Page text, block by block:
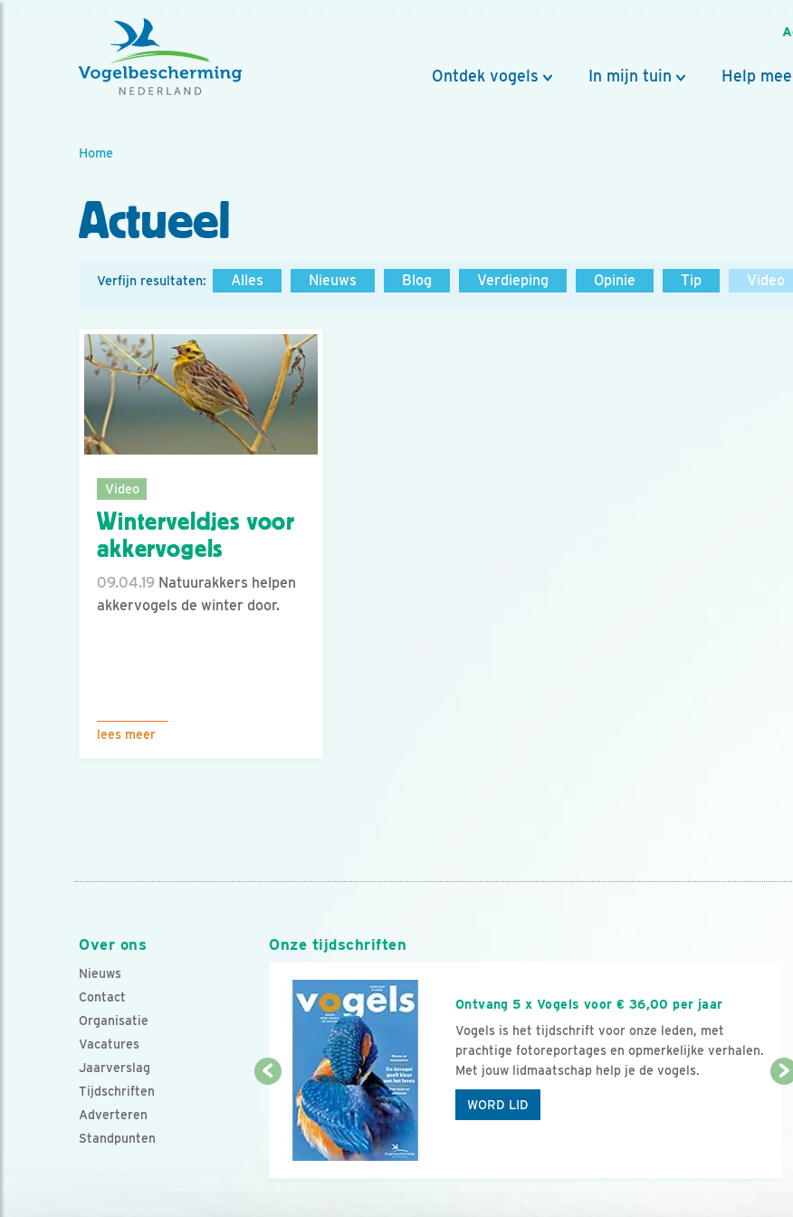
Ontdek vogels In mijn tuin Help mee
Home
Actueel
Verfijn resultaten: Alles Nieuws Blog Verdieping Opinie Tip Video
Video
Winterveldjes voor
akkervogels
09.04.19 Natuurakkers helpen
akkervogels de winter door.
lees meer
Over ons
Nieuws
Contact
Organisatie
Vacatures
Jaarverslag
Tijdschriften
Adverteren
Standpunten
Onze tijdschriften
Ontvang 5 x Vogels voor € 36,00 per jaar
Vogels is het tijdschrift voor onze leden, met
prachtige fotoreportages en opmerkelijke verhalen.
Met jouw lidmaatschap help je de vogels.
WORD LID